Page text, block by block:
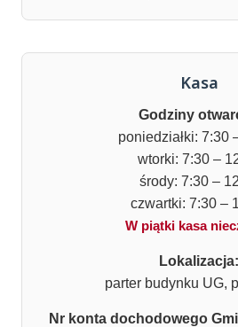
Kasa
Godziny
poniedziałki: 7:30
wtorki: 7:30 –
środy: 7:30 –
czwartki: 7:30 –
W piątki kasa
Lokalizacja:
parter budynku UG,
Nr konta dochodowego